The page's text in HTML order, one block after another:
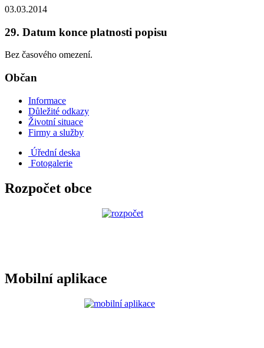
03.03.2014
29. Datum konce platnosti popisu
Bez časového omezení.
Občan
Informace
Důležité odkazy
Životní situace
Firmy a služby
Úřední deska
Fotogalerie
Rozpočet obce
Mobilní aplikace